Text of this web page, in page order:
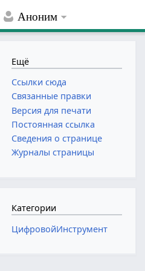
Аноним
Ещё
Ссылки сюда
Связанные правки
Версия для печати
Постоянная ссылка
Сведения о странице
Журналы страницы
Категории
ЦифровойИнструмент